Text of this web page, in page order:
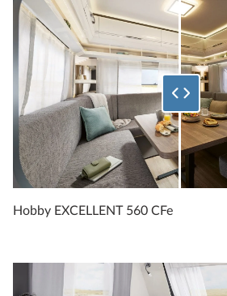
Vyberte, jaké procento spodního
Hobby EXCELLENT 560 CFe